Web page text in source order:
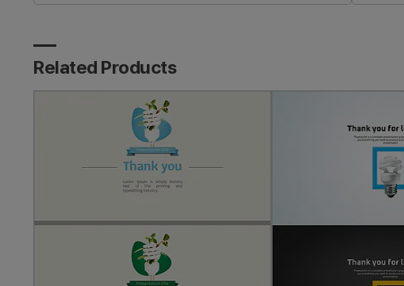
Related Products